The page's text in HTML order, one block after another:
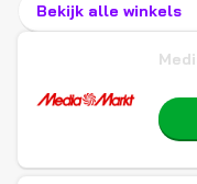
Bekijk alle winkels